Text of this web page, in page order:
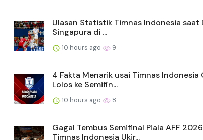
Ulasan Statistik Timnas Indonesia saat
Singapura di ...
10 hours ago 9
4 Fakta Menarik usai Timnas Indonesia
Lolos ke Semifin...
10 hours ago 8
Gagal Tembus Semifinal Piala AFF
Timnas Indonesia Ukir...